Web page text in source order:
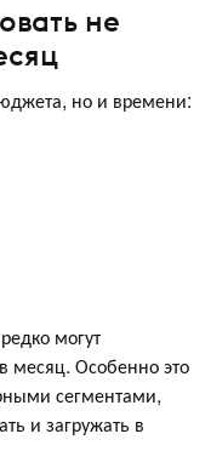
не
но и времени:
могут
месяц. Особенно это
сегментами,
и загружать в